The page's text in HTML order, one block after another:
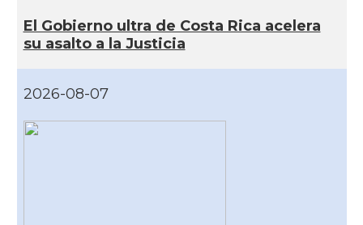
El Gobierno ultra de Costa Rica acelera
su asalto a la Justicia
2026-08-07